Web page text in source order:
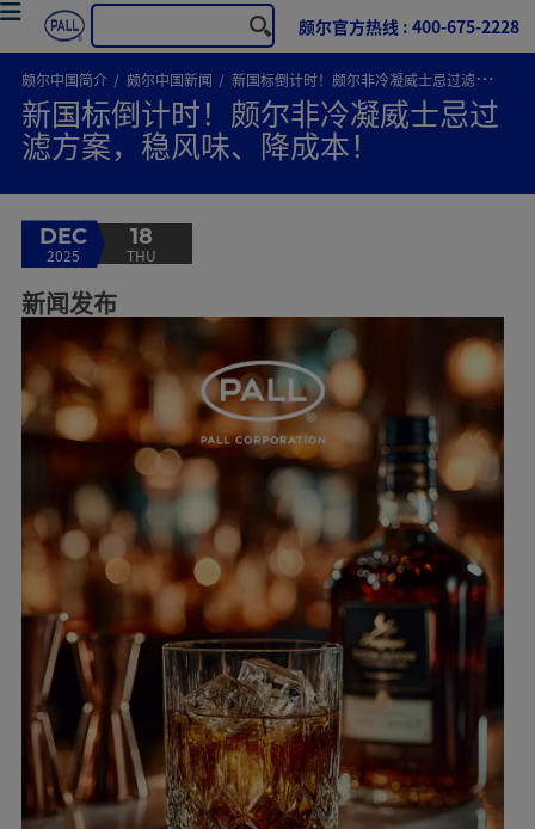
颇尔官方热线 : 400-675-2228
颇尔中国简介 颇尔中国新闻 新国标倒计时！颇尔非冷凝威士忌过滤方案，稳风味、降成本！
新国标倒计时！颇尔非冷凝威士忌过
滤方案，稳风味、降成本！
DEC
2025
18
THU
新闻发布